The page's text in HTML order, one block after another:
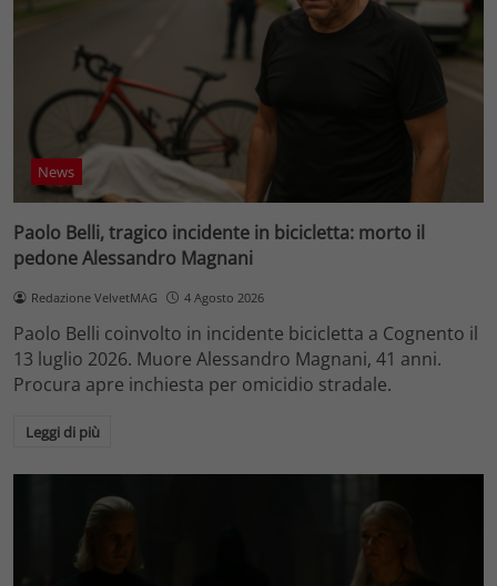
News
Paolo Belli, tragico incidente in bicicletta: morto il
pedone Alessandro Magnani
Redazione VelvetMAG 4 Agosto 2026
Paolo Belli coinvolto in incidente bicicletta a Cognento il
13 luglio 2026. Muore Alessandro Magnani, 41 anni.
Procura apre inchiesta per omicidio stradale.
Leggi di più